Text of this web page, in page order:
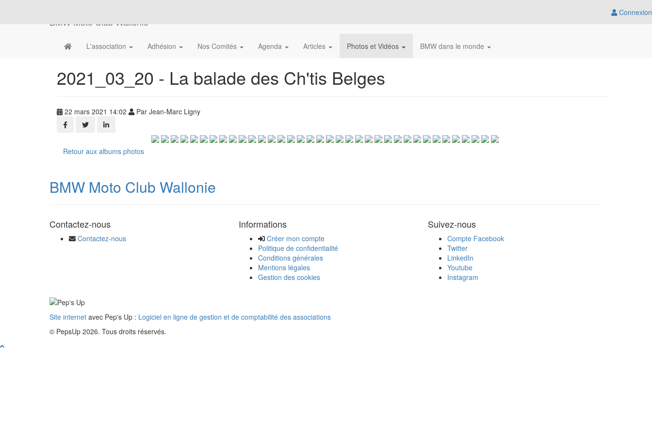
Connexion
BMW Moto Club Wallonie
L'association Adhésion Nos Comités Agenda Articles Photos et Vidéos BMW dans le monde
2021_03_20 - La balade des Ch'tis Belges
22 mars 2021 14:02 Par Jean-Marc Ligny
Retour aux albums photos
BMW Moto Club Wallonie
Contactez-nous
Contactez-nous
Informations
Créer mon compte
Politique de confidentialité
Conditions générales
Mentions légales
Gestion des cookies
Suivez-nous
Compte Facebook
Twitter
LinkedIn
Youtube
Instagram
Site internet avec Pep's Up : Logiciel en ligne de gestion et de comptabilité des associations
© PepsUp 2026. Tous droits réservés.